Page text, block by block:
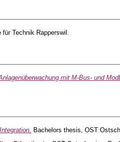
Technik Rapperswil.
mit M-Bus- und
Bachelors thesis, OST